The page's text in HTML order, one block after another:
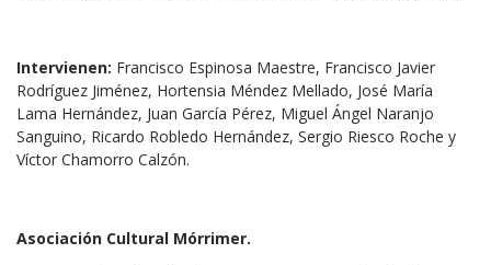
Intervienen: Francisco Espinosa Maestre, Francisco Javier
Rodríguez Jiménez, Hortensia Méndez Mellado, José María
Lama Hernández, Juan García Pérez, Miguel Ángel Naranjo
Sanguino, Ricardo Robledo Hernández, Sergio Riesco Roche y
Víctor Chamorro Calzón.
Asociación Cultural Mórrimer.